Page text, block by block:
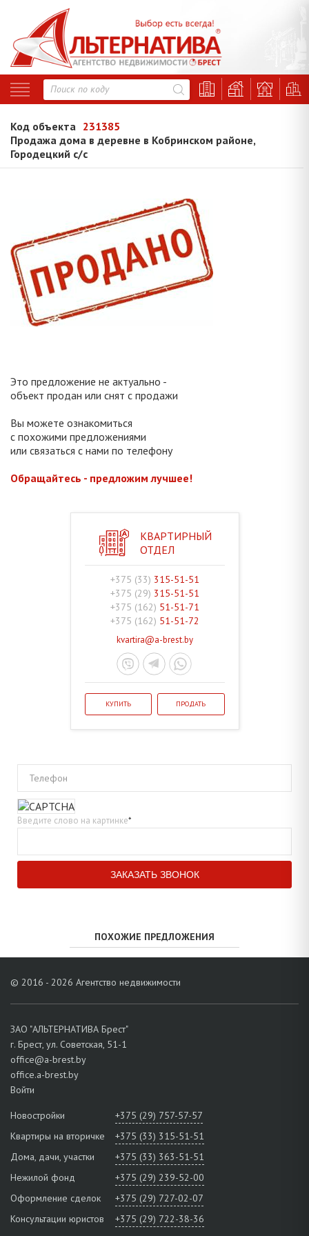
Код объекта 231385
Продажа дома в деревне в Кобринском районе,
Городецкий с/с
Это предложение не актуально -
объект продан или снят с продажи
Вы можете ознакомиться
с похожими предложениями
или связаться с нами по телефону
Обращайтесь - предложим лучшее!
КВАРТИРНЫЙ
ОТДЕЛ
+375 (33) 315-51-51
+375 (29) 315-51-51
+375 (162) 51-51-71
+375 (162) 51-51-72
kvartira@a-brest.by
КУПИТЬ ПРОДАТЬ
Телефон
Введите слово на картинке*
ПОХОЖИЕ ПРЕДЛОЖЕНИЯ
© 2016 - 2026 Агентство недвижимости
ЗАО "АЛЬТЕРНАТИВА Брест"
г. Брест, ул. Советская, 51-1
office@a-brest.by
office.a-brest.by
Войти
Новостройки
+375 (29) 757-57-57
Квартиры на вторичке
+375 (33) 315-51-51
Дома, дачи, участки
+375 (33) 363-51-51
Нежилой фонд
+375 (29) 239-52-00
Оформление сделок
+375 (29) 727-02-07
Консультации юристов
+375 (29) 722-38-36